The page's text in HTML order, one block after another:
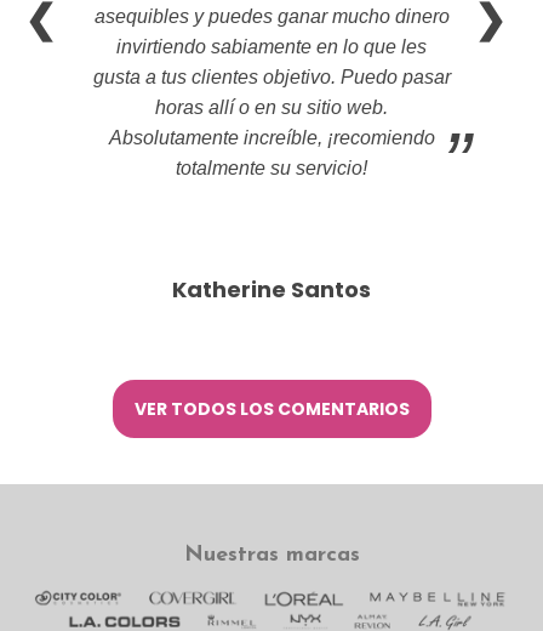
asequibles y puedes ganar mucho dinero
invirtiendo sabiamente en lo que les
gusta a tus clientes objetivo. Puedo pasar
horas allí o en su sitio web.
Absolutamente increíble, ¡recomiendo
totalmente su servicio!
Katherine Santos
❮ ❯
VER TODOS LOS COMENTARIOS
Nuestras marcas